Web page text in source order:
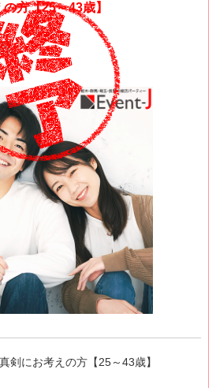
方【25～43歳】
にお考えの方【25～43歳】